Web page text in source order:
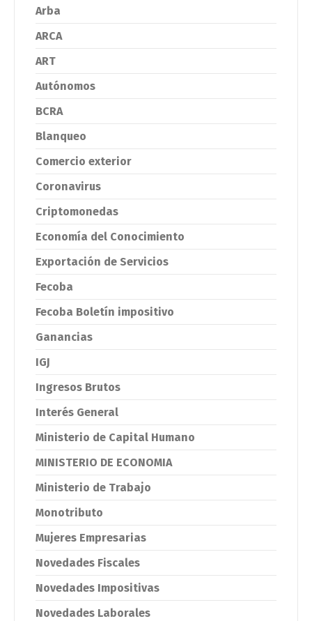
Arba
ARCA
ART
Autónomos
BCRA
Blanqueo
Comercio exterior
Coronavirus
Criptomonedas
Economía del Conocimiento
Exportación de Servicios
Fecoba
Fecoba Boletín impositivo
Ganancias
IGJ
Ingresos Brutos
Interés General
Ministerio de Capital Humano
MINISTERIO DE ECONOMIA
Ministerio de Trabajo
Monotributo
Mujeres Empresarias
Novedades Fiscales
Novedades Impositivas
Novedades Laborales